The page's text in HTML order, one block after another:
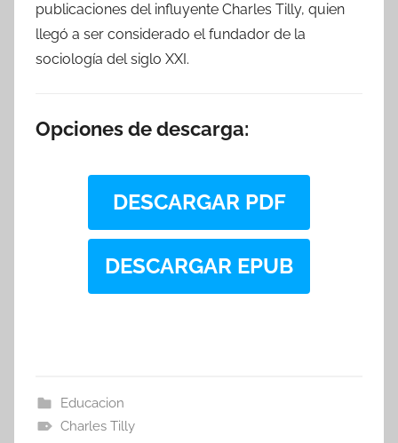
publicaciones del influyente Charles Tilly, quien
llegó a ser considerado el fundador de la
sociología del siglo XXI.
Opciones de descarga:
DESCARGAR PDF
DESCARGAR EPUB
Educacion
Charles Tilly